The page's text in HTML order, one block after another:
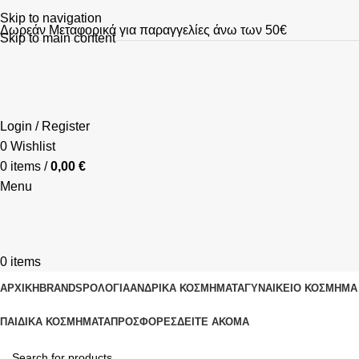
Skip to navigation
Skip to main content
Δωρεάν Μεταφορικά για παραγγελίες άνω των 50€
Login / Register
0 Wishlist
0 items / 0,00 €
Menu
0 items
ΑΡΧΙΚΗ BRANDS ΡΟΛΌΓΙΑΑΝΔΡΙΚΆ ΚΟΣΜΉΜΑΤΑΓΥΝΑΙΚΕΊΟ ΚΟΣΜΉΜΑ
ΠΑΙΔΙΚΆ ΚΟΣΜΉΜΑΤΑΠΡΟΣΦΟΡΈΣΔΕΊΤΕ ΑΚΌΜΑ